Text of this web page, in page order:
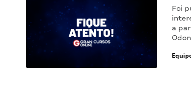
Foi
a